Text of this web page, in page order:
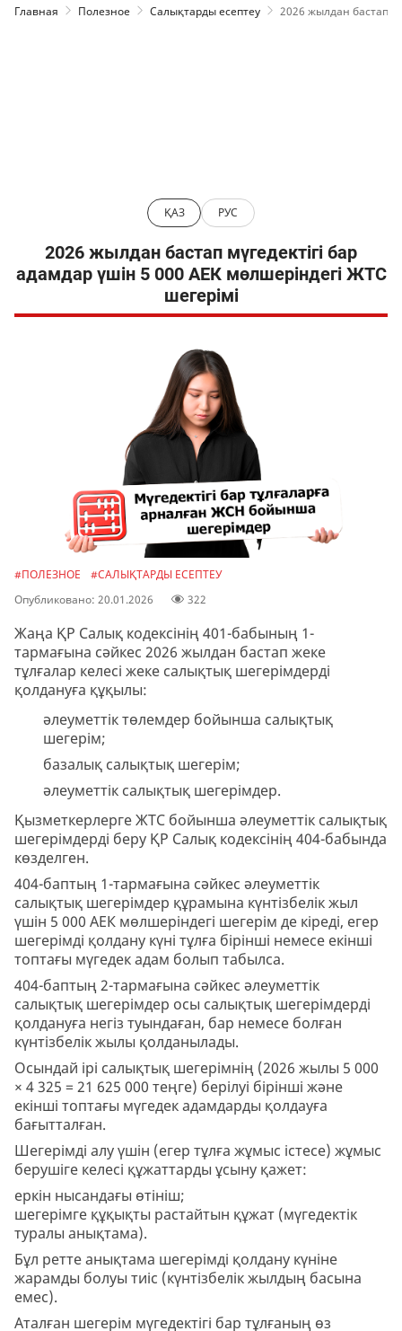
Главная Полезное Салықтарды есептеу 2026 жылдан бастап
2026 жылдан бастап мүгедектігі бар
адамдар үшін 5 000 АЕК мөлшеріндегі ЖТС
шегерімі
ҚАЗ РУС
#ПОЛЕЗНОЕ
#САЛЫҚТАРДЫ ЕСЕПТЕУ
Опубликовано: 20.01.2026
322
Жаңа ҚР Салық кодексінің 401-бабының 1-
тармағына сәйкес 2026 жылдан бастап жеке
тұлғалар келесі жеке салықтық шегерімдерді
қолдануға құқылы:
әлеуметтік төлемдер бойынша салықтық
шегерім;
базалық салықтық шегерім;
әлеуметтік салықтық шегерімдер.
Қызметкерлерге ЖТС бойынша әлеуметтік салықтық
шегерімдерді беру ҚР Салық кодексінің 404-бабында
көзделген.
404-баптың 1-тармағына сәйкес әлеуметтік
салықтық шегерімдер құрамына күнтізбелік жыл
үшін 5 000 АЕК мөлшеріндегі шегерім де кіреді, егер
шегерімді қолдану күні тұлға бірінші немесе екінші
топтағы мүгедек адам болып табылса.
404-баптың 2-тармағына сәйкес әлеуметтік
салықтық шегерімдер осы салықтық шегерімдерді
қолдануға негіз туындаған, бар немесе болған
күнтізбелік жылы қолданылады.
Осындай ірі салықтық шегерімнің (2026 жылы 5 000
× 4 325 = 21 625 000 теңге) берілуі бірінші және
екінші топтағы мүгедек адамдарды қолдауға
бағытталған.
Шегерімді алу үшін (егер тұлға жұмыс істесе) жұмыс
берушіге келесі құжаттарды ұсыну қажет:
еркін нысандағы өтініш;
шегерімге құқықты растайтын құжат (мүгедектік
туралы анықтама).
Бұл ретте анықтама шегерімді қолдану күніне
жарамды болуы тиіс (күнтізбелік жылдың басына
емес).
Аталған шегерім мүгедектігі бар тұлғаның өз